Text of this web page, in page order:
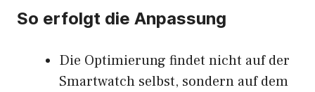
So erfolgt die Anpassung
Die Optimierung findet nicht auf der
Smartwatch selbst, sondern auf dem